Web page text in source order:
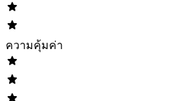
ความคุ้มค่า